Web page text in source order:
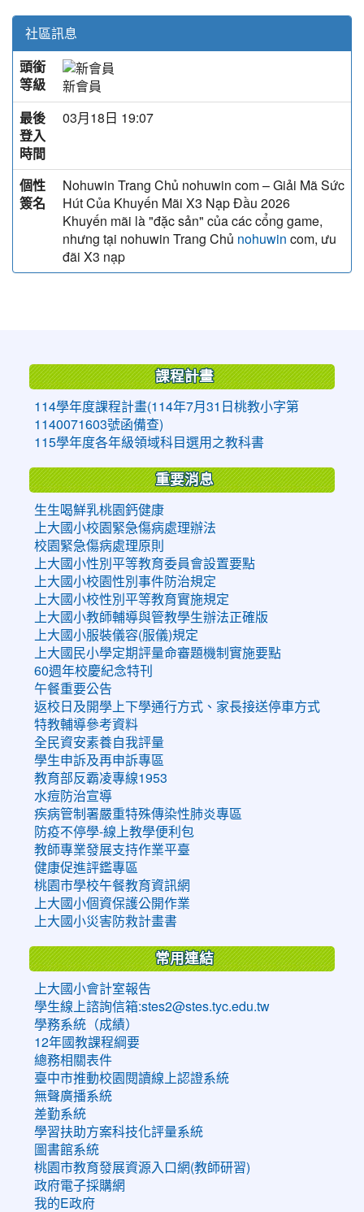
社區訊息
頭銜
等級
新會員
最後
登入
時間
03月18日 19:07
個性
簽名
Nohuwin Trang Chủ nohuwin com – Giải Mã Sức
Hút Của Khuyến Mãi X3 Nạp Đầu 2026
Khuyến mãi là "đặc sản" của các cổng game,
nhưng tại nohuwin Trang Chủ nohuwin com, ưu
đãi X3 nạp
課程計畫
114學年度課程計畫(114年7月31日桃教小字第
1140071603號函備查)
115學年度各年級領域科目選用之教科書
重要消息
生生喝鮮乳桃園鈣健康
上大國小校園緊急傷病處理辦法
校園緊急傷病處理原則
上大國小性別平等教育委員會設置要點
上大國小校園性別事件防治規定
上大國小校性別平等教育實施規定
上大國小教師輔導與管教學生辦法正確版
上大國小服裝儀容(服儀)規定
上大國民小學定期評量命審題機制實施要點
60週年校慶紀念特刊
午餐重要公告
返校日及開學上下學通行方式、家長接送停車方式
特教輔導參考資料
全民資安素養自我評量
學生申訴及再申訴專區
教育部反霸凌專線1953
水痘防治宣導
疾病管制署嚴重特殊傳染性肺炎專區
防疫不停學-線上教學便利包
教師專業發展支持作業平臺
健康促進評鑑專區
桃園市學校午餐教育資訊網
上大國小個資保護公開作業
上大國小災害防救計畫書
常用連結
上大國小會計室報告
學生線上諮詢信箱:stes2@stes.tyc.edu.tw
學務系統（成績）
12年國教課程綱要
總務相關表件
臺中市推動校園閱讀線上認證系統
無聲廣播系統
差勤系統
學習扶助方案科技化評量系統
圖書館系統
桃園市教育發展資源入口網(教師研習)
政府電子採購網
我的E政府